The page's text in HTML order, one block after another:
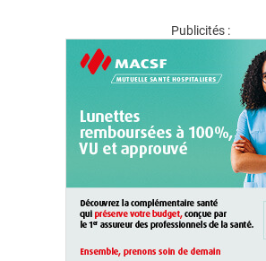
Publicités :